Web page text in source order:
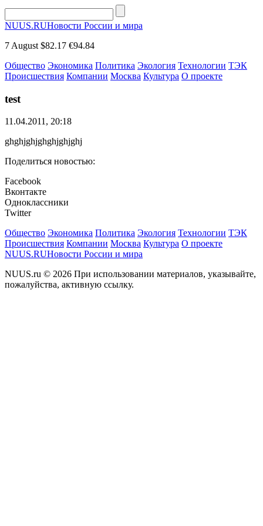
NUUS.RUНовости России и мира
7 August $82.17 €94.84
Общество Экономика Политика Экология Технологии ТЭК
Происшествия Компании Москва Культура О проекте
test
11.04.2011, 20:18
ghghjghjghghjghjghj
Поделиться новостью:
Facebook
Вконтакте
Одноклассники
Twitter
Общество Экономика Политика Экология Технологии ТЭК
Происшествия Компании Москва Культура О проекте
NUUS.RUНовости России и мира
NUUS.ru © 2026 При использовании материалов, указывайте,
пожалуйства, активную ссылку.